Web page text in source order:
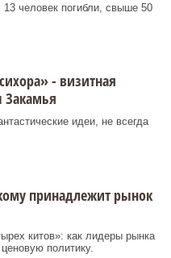
человек погибли, свыше 50
- визитная
Закамья
идеи, не всегда
принадлежит рынок
китов»: как лидеры рынка
политику.